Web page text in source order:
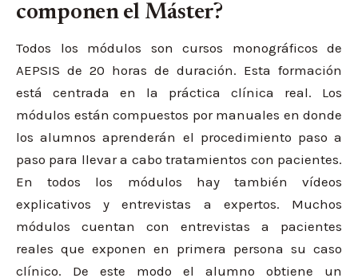
componen el Máster?
Todos los módulos son cursos monográficos de
AEPSIS de 20 horas de duración. Esta formación
está centrada en la práctica clínica real. Los
módulos están compuestos por manuales en donde
los alumnos aprenderán el procedimiento paso a
paso para llevar a cabo tratamientos con pacientes.
En todos los módulos hay también vídeos
explicativos y entrevistas a expertos. Muchos
módulos cuentan con entrevistas a pacientes
reales que exponen en primera persona su caso
clínico. De este modo el alumno obtiene un